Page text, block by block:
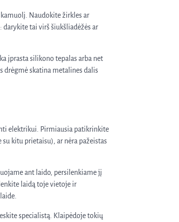
Naudokite žirkles ar
tai virš šiukšliadėžės ar
įprasta silikono tepalas arba net
drėgmė skatina metalines dalis
elektrikui. Pirmiausia patikrinkite
kitu prietaisu), ar nėra pažeistas
ant laido, persilenkiame jį
laidą toje vietoje ir
specialistą. Klaipėdoje tokių